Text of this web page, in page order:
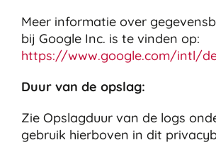
Meer informatie over
bij Google Inc. is te vinden op:
https://www.google.com/intl/
Duur van de opslag:
Zie Opslagduur van de logs
gebruik hierboven in dit